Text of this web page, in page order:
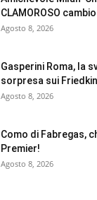
CLAMOROSO
Agosto 8, 2026
Gasperini Roma, la
sorpresa sui Friedkin
Agosto 8, 2026
Como di Fabregas,
Premier!
Agosto 8, 2026